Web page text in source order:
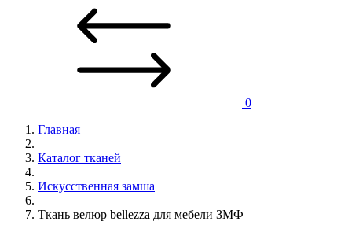
0
Главная
Каталог тканей
Искусственная замша
Ткань велюр bellezza для мебели ЗМФ